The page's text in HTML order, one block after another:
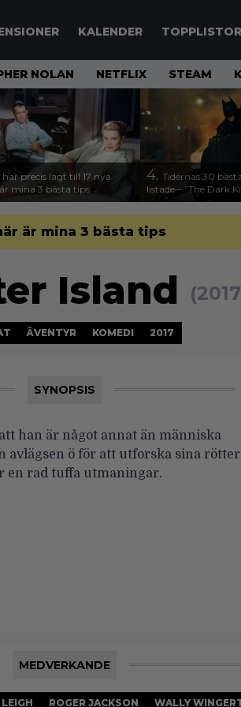
KALENDER TOPPLISTOR
NOLAN NETFLIX STEAM
har precis lagt till 17 nya
mina 3 bästa tips
4. Tidernas 30
listade – ”The Dark
är mina 3 bästa tips
Island
ÄVENTYR KOMEDI 2017
SYNOPSIS
han är något annat än människa
avlägsen ö för att utforska sina
en rad tuffa utmaningar.
MEDVERKANDE
ROGER JACKSON WALLY